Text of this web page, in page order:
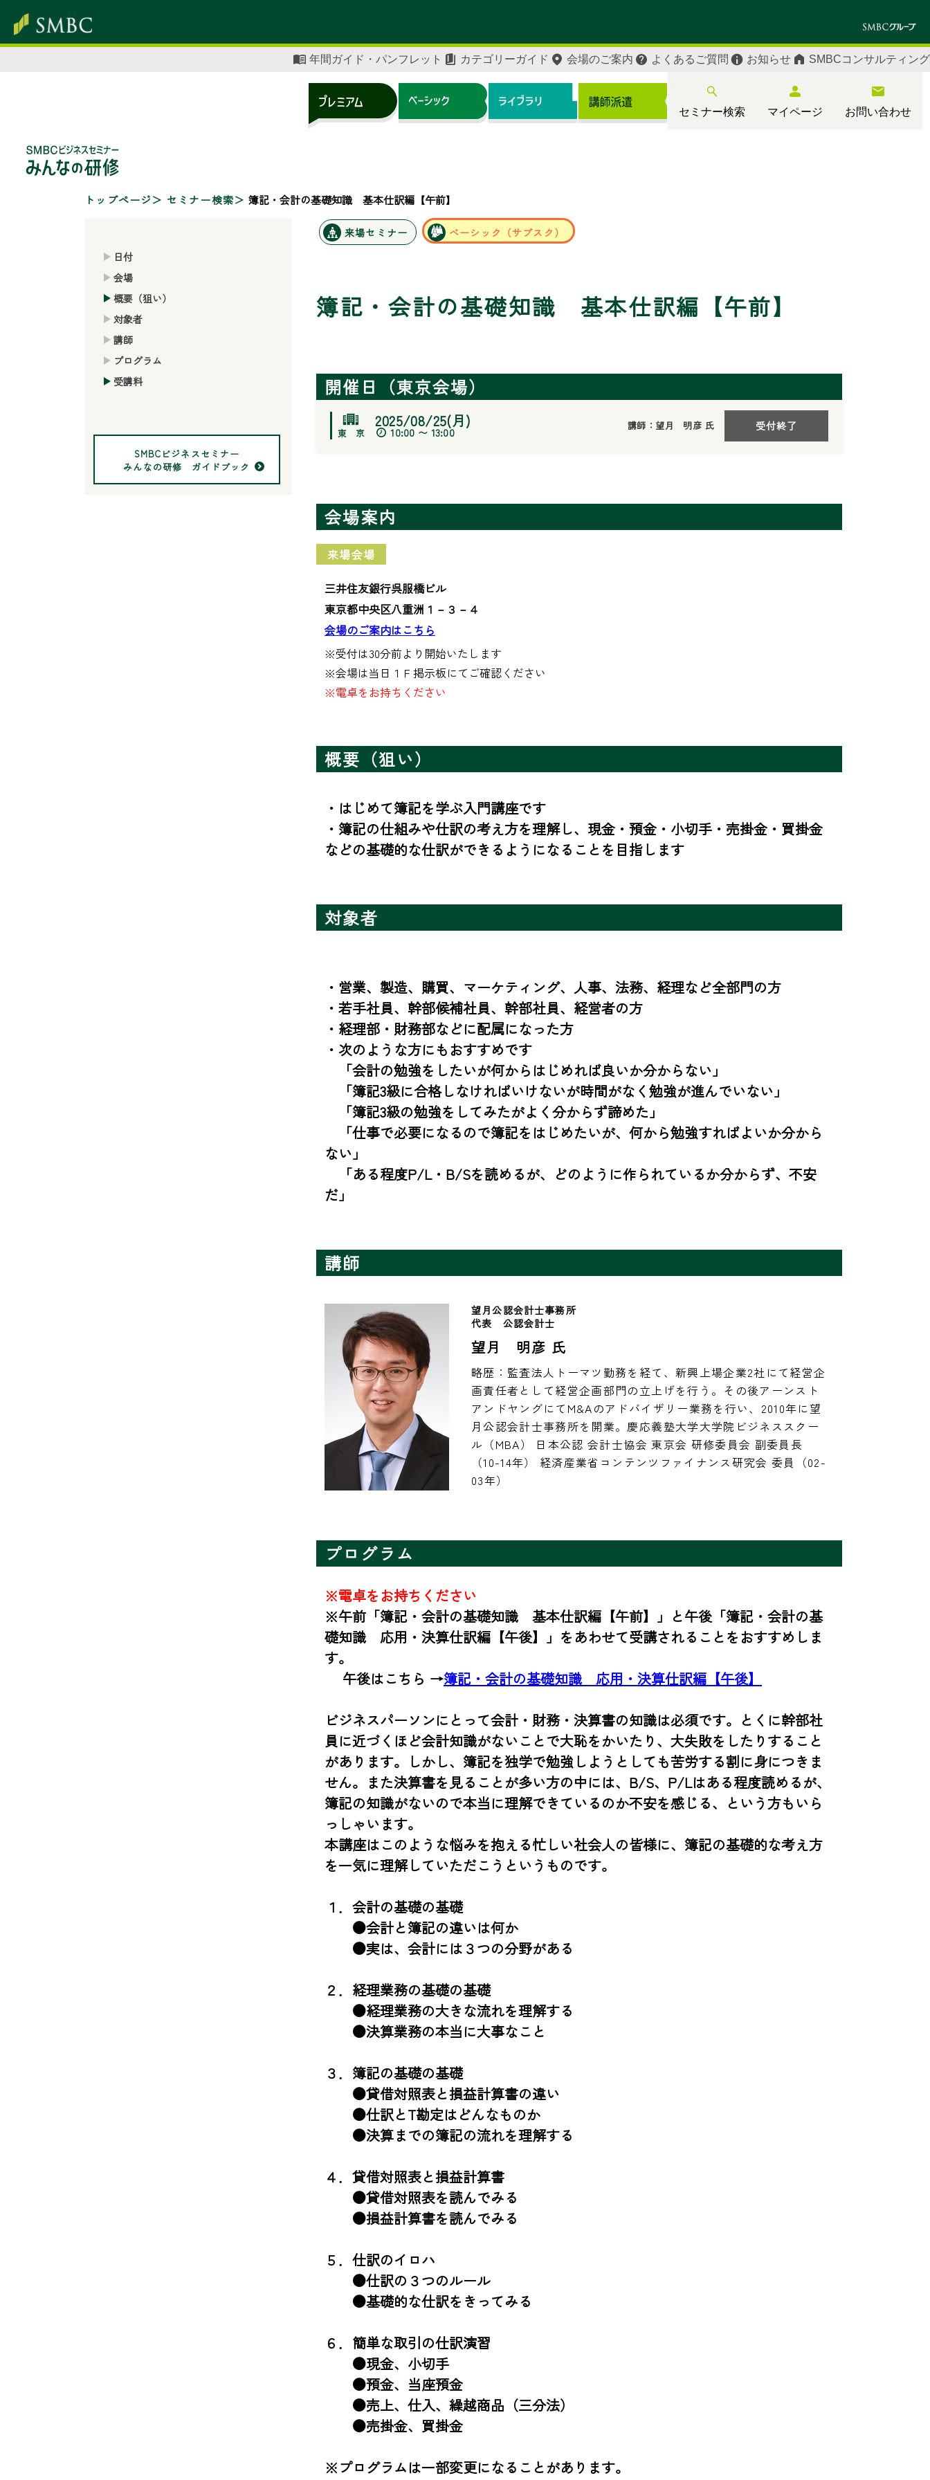
セミナー検索 マイページ お問い合わせ
年間ガイド・パンフレット カテゴリーガイド 会場のご案内 よくあるご質問 お知らせ SMBCコンサルティング
トップページ セミナー検索 簿記・会計の基礎知識 基本仕訳編【午前】
日付
会場
概要（狙い）
対象者
講師
プログラム
受講料
SMBCビジネスセミナー
みんなの研修 ガイドブック
来場セミナー ベーシック（サブスク）
簿記・会計の基礎知識 基本仕訳編【午前】
開催日（東京会場）
2025/08/25(月)
10:00 〜 13:00
講師：望月 明彦 氏 受付終了
会場案内
来場会場
三井住友銀行呉服橋ビル
東京都中央区八重洲１－３－４
会場のご案内はこちら
※受付は30分前より開始いたします
※電卓をお持ちください
概要（狙い）
・はじめて簿記を学ぶ入門講座です
・簿記の仕組みや仕訳の考え方を理解し、現金・預金・小切手・売掛金・買掛金
などの基礎的な仕訳ができるようになることを目指します
対象者
・営業、製造、購買、マーケティング、人事、法務、経理など全部門の方
・若手社員、幹部候補社員、幹部社員、経営者の方
・経理部・財務部などに配属になった方
・次のような方にもおすすめです
「会計の勉強をしたいが何からはじめれば良いか分からない」
「簿記3級に合格しなければいけないが時間がなく勉強が進んでいない」
「簿記3級の勉強をしてみたがよく分からず諦めた」
「仕事で必要になるので簿記をはじめたいが、何から勉強すればよいか分から
ない」
「ある程度P/L・B/Sを読めるが、どのように作られているか分からず、不安
だ」
講師
望月公認会計士事務所
代表　公認会計士
望月 明彦 氏
略歴：監査法人トーマツ勤務を経て、新興上場企業2社にて経営企
画責任者として経営企画部門の立上げを行う。その後アーンスト
アンドヤングにてM&Aのアドバイザリー業務を行い、2010年に望
月公認会計士事務所を開業。慶応義塾大学大学院ビジネススクー
ル（MBA） 日本公認 会計士協会 東京会 研修委員会 副委員長
（10-14年） 経済産業省コンテンツファイナンス研究会 委員（02-
プログラム
※電卓をお持ちください
※午前「簿記・会計の基礎知識　基本仕訳編【午前】」と午後「簿記・会計の基
礎知識　応用・決算仕訳編【午後】」をあわせて受講されることをおすすめしま
す。
午後はこちら →簿記・会計の基礎知識　応用・決算仕訳編【午後】
ビジネスパーソンにとって会計・財務・決算書の知識は必須です。とくに幹部社
員に近づくほど会計知識がないことで大恥をかいたり、大失敗をしたりすること
があります。しかし、簿記を独学で勉強しようとしても苦労する割に身につきま
せん。また決算書を見ることが多い方の中には、B/S、P/Lはある程度読めるが、
簿記の知識がないので本当に理解できているのか不安を感じる、という方もいら
っしゃいます。
本講座はこのような悩みを抱える忙しい社会人の皆様に、簿記の基礎的な考え方
を一気に理解していただこうというものです。
１．会計の基礎の基礎
●会計と簿記の違いは何か
●実は、会計には３つの分野がある
２．経理業務の基礎の基礎
●経理業務の大きな流れを理解する
●決算業務の本当に大事なこと
３．簿記の基礎の基礎
●貸借対照表と損益計算書の違い
●仕訳とT勘定はどんなものか
●決算までの簿記の流れを理解する
４．貸借対照表と損益計算書
●貸借対照表を読んでみる
●損益計算書を読んでみる
５．仕訳のイロハ
●仕訳の３つのルール
●基礎的な仕訳をきってみる
６．簡単な取引の仕訳演習
●現金、小切手
●預金、当座預金
●売上、仕入、繰越商品（三分法）
●売掛金、買掛金
※プログラムは一部変更になることがあります。